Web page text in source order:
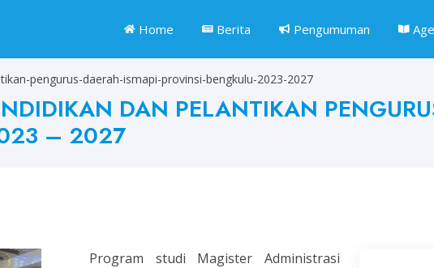
Home Berita Pengumuman
pengurus-daerah-ismapi-provinsi-bengkulu-2023-2027
DAN PELANTIKAN
– 2027
Program studi Magister Administrasi